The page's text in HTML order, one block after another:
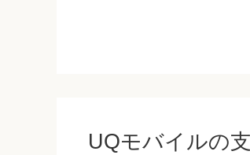
UQモバイルの